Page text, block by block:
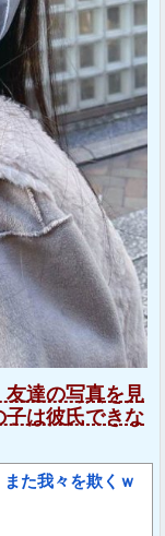
達の写真を見
は彼氏できな
また我々を欺くｗ